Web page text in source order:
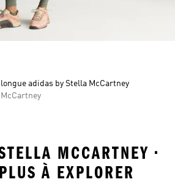
adidas by Stella McCartney
MCCARTNEY •
À EXPLORER